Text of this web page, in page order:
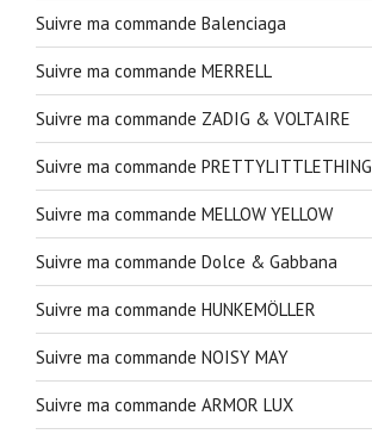
Suivre ma commande Balenciaga
Suivre ma commande MERRELL
Suivre ma commande ZADIG & VOLTAIRE
Suivre ma commande PRETTYLITTLETHING
Suivre ma commande MELLOW YELLOW
Suivre ma commande Dolce & Gabbana
Suivre ma commande HUNKEMÖLLER
Suivre ma commande NOISY MAY
Suivre ma commande ARMOR LUX